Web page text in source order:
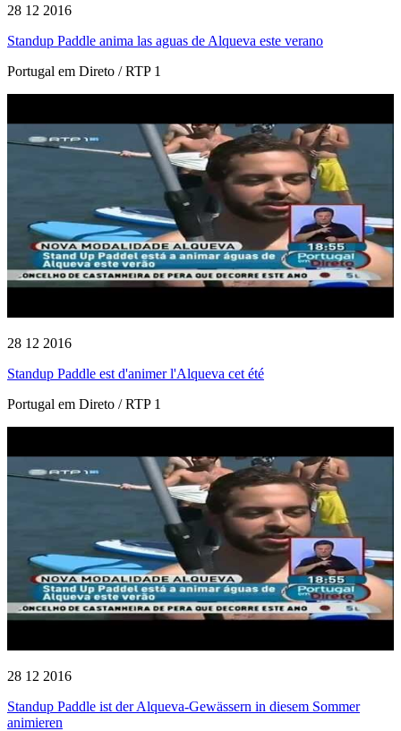
28 12 2016
Standup Paddle anima las aguas de Alqueva este verano
Portugal em Direto / RTP 1
28 12 2016
Standup Paddle est d'animer l'Alqueva cet été
Portugal em Direto / RTP 1
28 12 2016
Standup Paddle ist der Alqueva-Gewässern in diesem Sommer
animieren